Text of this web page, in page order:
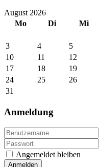
August 2026
Mo
Di Mi
3
4 5
10
11 12
17
18 19
24
25 26
31
Anmeldung
Angemeldet bleiben
Anmelden